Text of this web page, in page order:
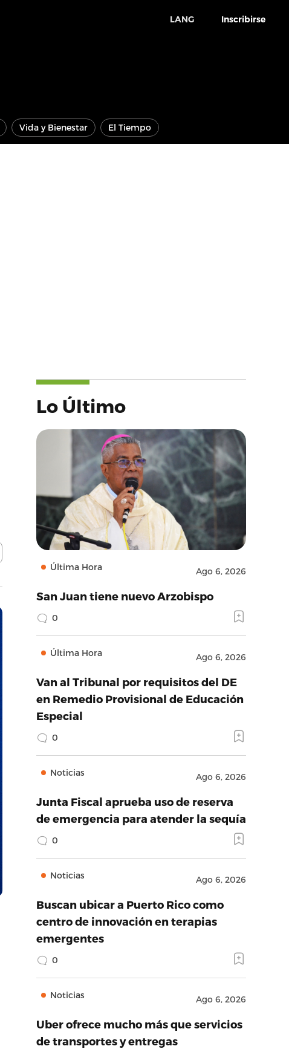
LANG Inscribirse
Vida y Bienestar El Tiempo
Lo Último
Última Hora Ago 6, 2026
San Juan tiene nuevo Arzobispo
0
Última Hora Ago 6, 2026
Van al Tribunal por requisitos del DE
en Remedio Provisional de Educación
Especial
0
Noticias Ago 6, 2026
Junta Fiscal aprueba uso de reserva
de emergencia para atender la sequía
0
Noticias Ago 6, 2026
Buscan ubicar a Puerto Rico como
centro de innovación en terapias
emergentes
0
Noticias Ago 6, 2026
Uber ofrece mucho más que servicios
de transportes y entregas